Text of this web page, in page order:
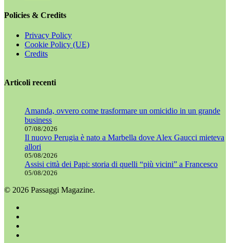
Policies & Credits
Privacy Policy
Cookie Policy (UE)
Credits
Articoli recenti
Amanda, ovvero come trasformare un omicidio in un grande
business
07/08/2026
Il nuovo Perugia è nato a Marbella dove Alex Gaucci mieteva
allori
05/08/2026
Assisi città dei Papi: storia di quelli “più vicini” a Francesco
05/08/2026
© 2026 Passaggi Magazine.